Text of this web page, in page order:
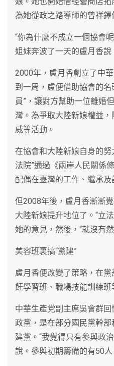
為她從政之路導師的曾祥鐸
“你為什麼不成立一個協會
姐妹奔波了一天的盧月香說
2000年，盧月香創立了中
到一周，盧便借助協會的
員”，讓對方幫助一位離婚
灣。為爭取大陸新娘權益
威等活動。
在協會和大陸新娘自身的
法院”通過《兩岸人民關係
配偶在臺灣的工作、繼承及
但2008年後，盧月香漸漸
大陸新娘提升地位了。“立
她的意見，然後，“就沒有然
美容班裏搞“黨建”
盧月香便改變了策略，在
飪學習班、職場技能訓練班
中華生產党副主席吳會群
政黨，是在部分國民黨幹
建黨。“我覺得只有參與政
說。參與初期籌備的有50